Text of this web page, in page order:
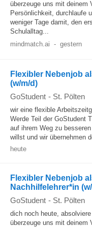
überzeuge uns mit deinem
Persönlichkeit, durchlaufe
weniger Tage damit, den
Schulalltag...
mindmatch.ai - gestern
Flexibler Nebenjob
(w/m/d)
GoStudent - St. Pölten
wir eine flexible
Werde Teil der GoStudent
auf ihrem Weg zu
willst und wir übernehmen
heute
Flexibler Nebenjob
Nachhilfelehrer*in
GoStudent - St. Pölten
dich noch heute,
überzeuge uns mit deinem